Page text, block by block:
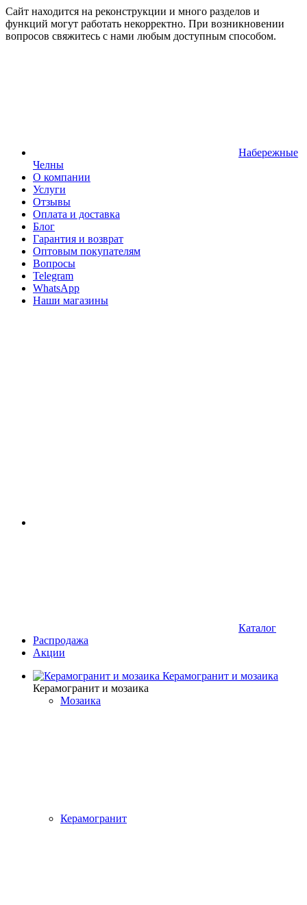
Сайт находится на реконструкции и много разделов и
функций могут работать некорректно. При возникновении
вопросов свяжитесь с нами любым доступным способом.
Набережные
Челны
О компании
Услуги
Отзывы
Оплата и доставка
Блог
Гарантия и возврат
Оптовым покупателям
Вопросы
Telegram
WhatsApp
Наши магазины
Каталог
Распродажа
Акции
Керамогранит и мозаика
Керамогранит и мозаика
Мозаика
Керамогранит